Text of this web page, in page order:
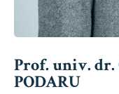
Prof. univ.
PODARU